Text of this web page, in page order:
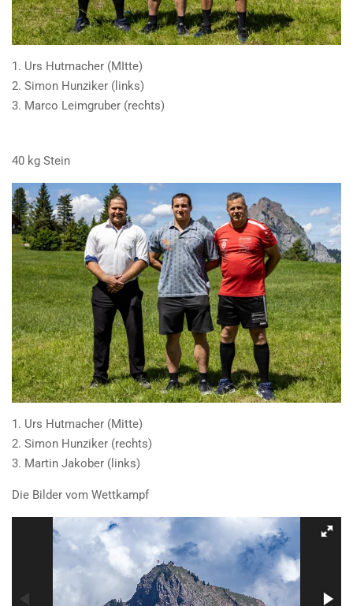
1. Urs Hutmacher (MItte)
2. Simon Hunziker (links)
3. Marco Leimgruber (rechts)
40 kg Stein
1. Urs Hutmacher (Mitte)
2. Simon Hunziker (rechts)
3. Martin Jakober (links)
Die Bilder vom Wettkampf